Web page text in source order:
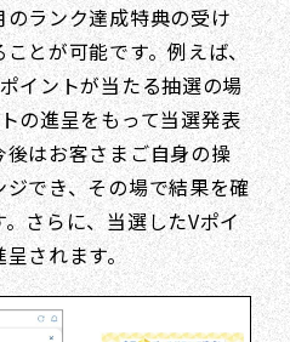
ランク達成特典の受け
とが可能です。例えば、
イントが当たる抽選の場
の進呈をもって当選発表
はお客さまご自身の操
でき、その場で結果を確
さらに、当選したVポイ
されます。